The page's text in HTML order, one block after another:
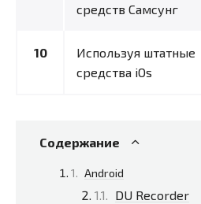
средств Самсунг
Используя штатные
средства iOs
Содержание
Android
DU Recorder